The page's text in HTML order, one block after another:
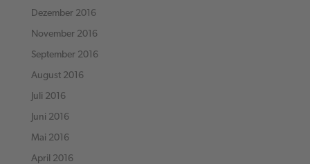
Dezember 2016
November 2016
September 2016
August 2016
Juli 2016
Juni 2016
Mai 2016
April 2016